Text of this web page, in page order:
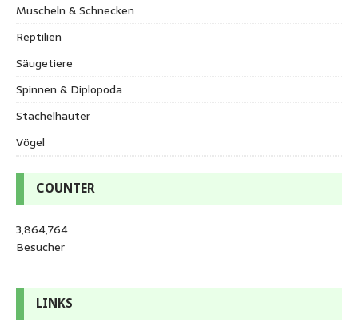
Muscheln & Schnecken
Reptilien
Säugetiere
Spinnen & Diplopoda
Stachelhäuter
Vögel
COUNTER
3,864,764
Besucher
LINKS